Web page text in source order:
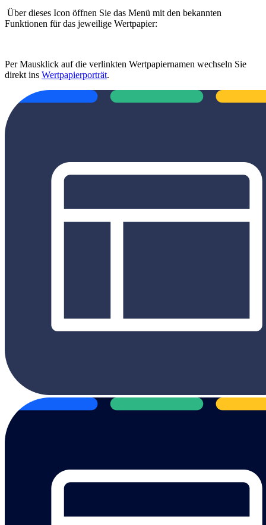
Über dieses Icon öffnen Sie das Menü mit den bekannten
Funktionen für das jeweilige Wertpapier:
Per Mausklick auf die verlinkten Wertpapiernamen wechseln Sie
direkt ins Wertpapierporträt.